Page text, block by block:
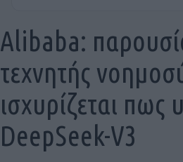
Alibaba:
τεχνητής
ισχυρίζεται πως
DeepSeek-V3